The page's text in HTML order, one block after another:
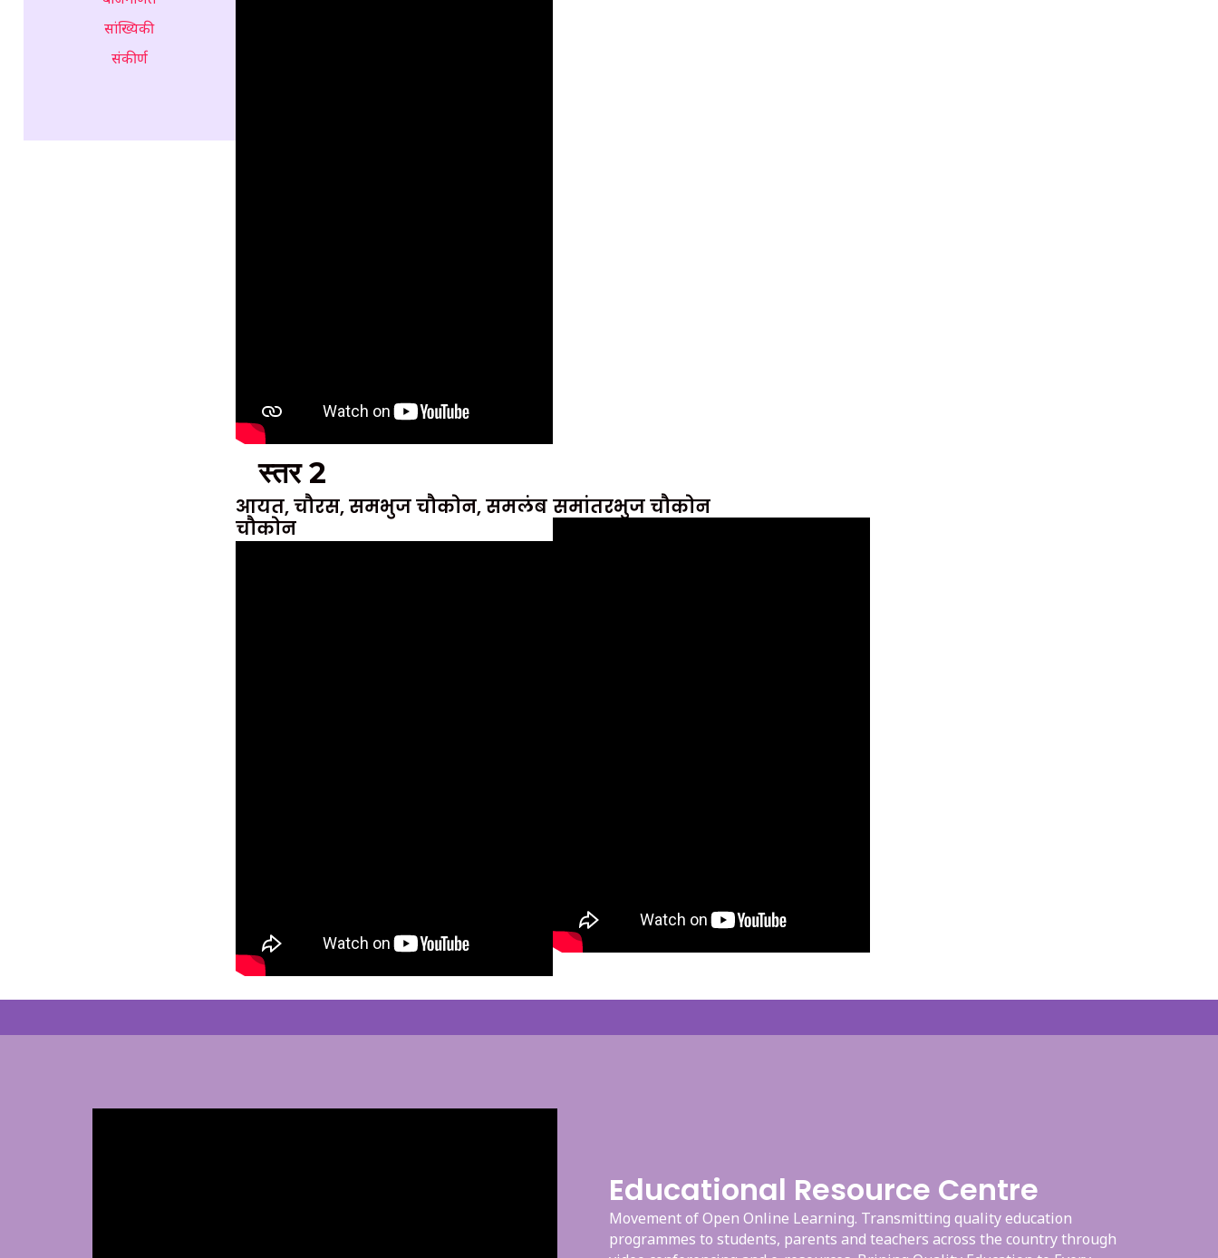
सांख्यिकी
संकीर्ण
स्तर 2
आयत, चौरस, समभुज चौकोन, समलंब
चौकोन
समांतरभुज चौकोन
Educational Resource Centre
Movement of Open Online Learning. Transmitting quality education
programmes to students, parents and teachers across the country through